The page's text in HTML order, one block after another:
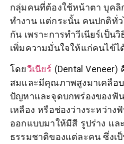
กลุ่มคนที่ต้องใช้หน้าตา บุคลิ
ทำงาน แต่กระนั้น คนปกติทั่
กัน เพราะการทำวีเนียร์เป็น
เพิ่มความมั่นใจให้แก่คนไข้ไ
โดยวีเนียร์ (Dental
สมและมีคุณภาพสูงมาเคลือ
ปัญหาและจุดบกพร่องของฟั
เหลือง หรือช่องว่างระหว่าง
ออกแบบมาให้มีสี รูปร่าง แ
ธรรมชาติของแต่ละคน ซึ่งเ